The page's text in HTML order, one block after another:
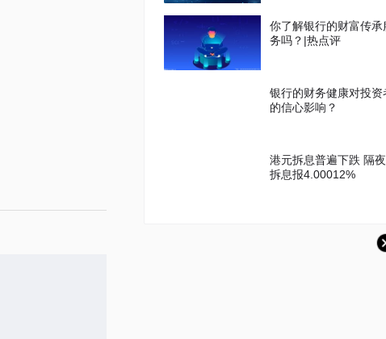
你了解银行的财富传承
务吗？|热点评
银行的财务健康对投资
的信心影响？
港元拆息普遍下跌 隔夜
拆息报4.00012%